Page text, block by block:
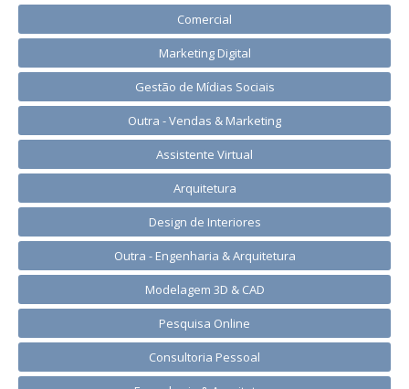
Comercial
Marketing Digital
Gestão de Mídias Sociais
Outra - Vendas & Marketing
Assistente Virtual
Arquitetura
Design de Interiores
Outra - Engenharia & Arquitetura
Modelagem 3D & CAD
Pesquisa Online
Consultoria Pessoal